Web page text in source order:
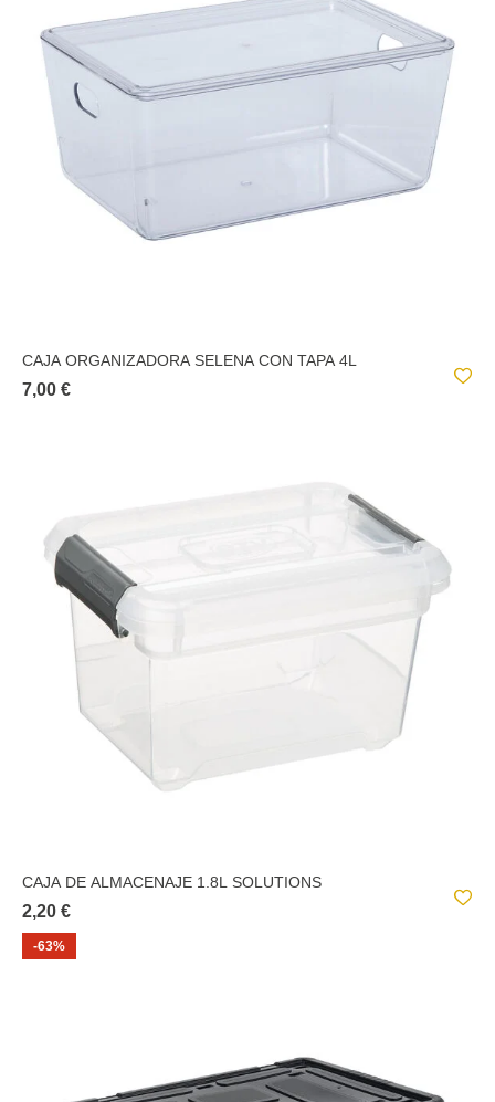
CAJA ORGANIZADORA SELENA CON TAPA 4L
7,00 €
CAJA DE ALMACENAJE 1.8L SOLUTIONS
2,20 €
-63%